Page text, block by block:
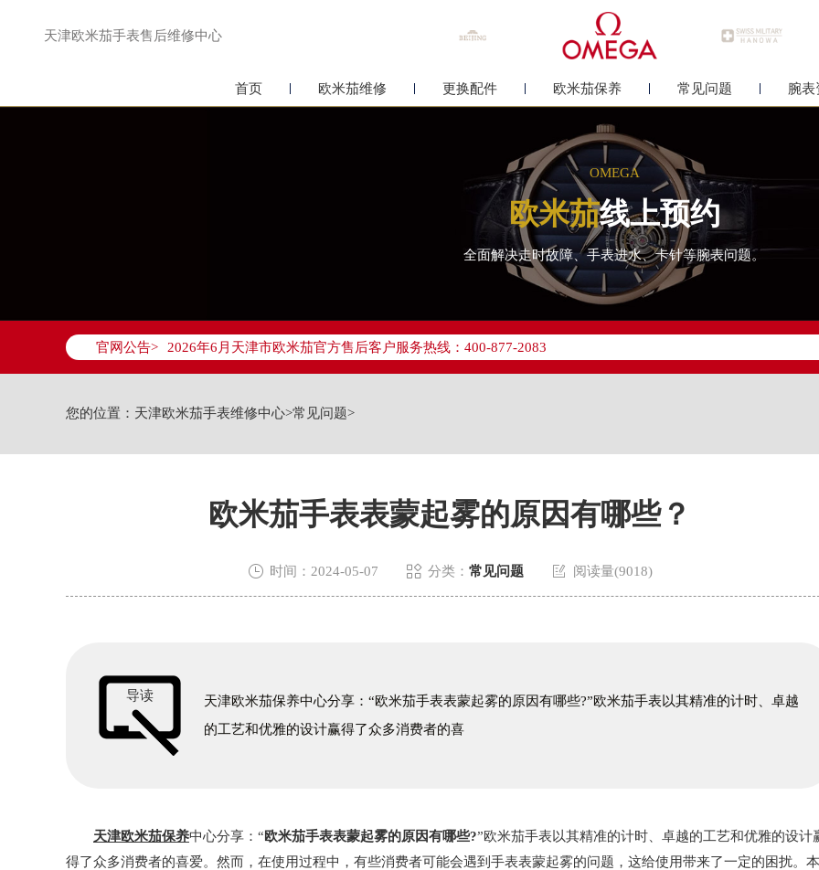
天津欧米茄手表售后维修中心
首页 欧米茄维修 更换配件 欧米茄保养 常见问题 腕表
OMEGA
欧米茄线上预约
全面解决走时故障、手表进水、卡针等腕表问题。
官网公告>
2026年6月天津市欧米茄官方售后客户服务热线：400-877-2083
2026年6月欧米茄售后服务中心最新网点地址：
天津市和平区赤峰道136号天津国际金融中心写字楼26层2603室（需提前预约）
节假日正常营业！
您的位置： 天津欧米茄手表维修中心>常见问题>
欧米茄手表表蒙起雾的原因有哪些？
 时间：2024-05-07  分类： 常见问题  阅读量(9018)
导读
天津欧米茄保养中心分享：“欧米茄手表表蒙起雾的原因有哪些?”欧米茄手表以其精准的计时、卓越
的工艺和优雅的设计赢得了众多消费者的喜
天津欧米茄保养中心分享：“欧米茄手表表蒙起雾的原因有哪些?”欧米茄手表以其精准的计时、卓越的工艺和优雅的设计
得了众多消费者的喜爱。然而，在使用过程中，有些消费者可能会遇到手表表蒙起雾的问题，这给使用带来了一定的困扰。